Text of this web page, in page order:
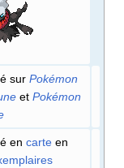
sur Pokémon
et Pokémon
en carte en